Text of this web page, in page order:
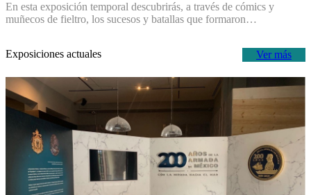
En esta exposición temporal descubrirás, a través de cómics y
muñecos de fieltro, los sucesos y batallas que formaron…
Ver más
Exposiciones actuales